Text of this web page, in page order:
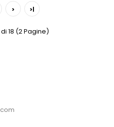
> >|
di 18 (2 Pagine)